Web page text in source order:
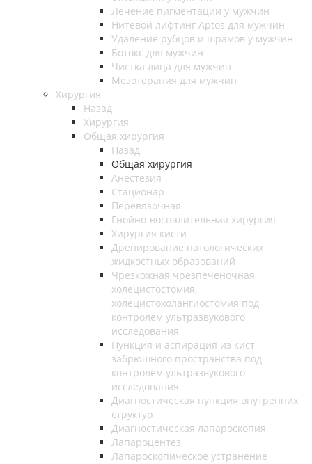
Лечение пигментации у мужчин
Нитевой лифтинг Aptos для мужчин
Удаление рубцов и шрамов у мужчин
Ботокс для мужчин
Чистка лица для мужчин
Мезотерапия для мужчин
Хирургия
Назад
Хирургия
Общая хирургия
Назад
Общая хирургия
Анестезия
Стационар
Перевязочная
Гнойно-воспалительная хирургия
Хирургия кисти
Дренирование патологических
жидкостных образований
Чрезкожная чрезпеченочная
холецистостомия,
холецистохолангиостомия под
контролем ультразвукового
исследования
Пункция и аспирация из кист
забрюшного пространства под
контролем ультразвукового
исследования
Диагностическая пункция внутренних
структур
Диагностическая лапароскопия
Лапароцентез
Лапароскопическое устранение